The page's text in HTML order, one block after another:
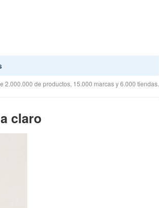
2.000.000 de productos, 15.000 marcas y 6.000 tiendas.
claro